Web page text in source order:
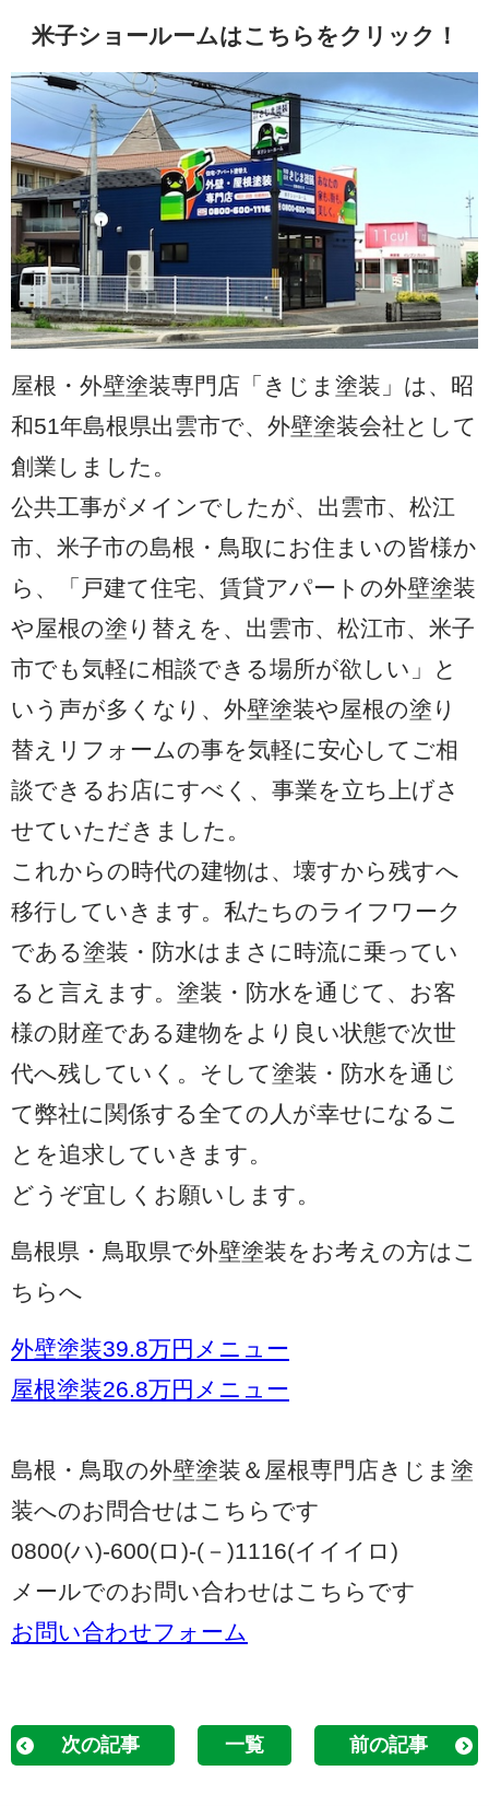
米子ショールームはこちらをクリック！
屋根・外壁塗装専門店「きじま塗装」は、昭
和51年島根県出雲市で、外壁塗装会社として
創業しました。
公共工事がメインでしたが、出雲市、松江
市、米子市の島根・鳥取にお住まいの皆様か
ら、「戸建て住宅、賃貸アパートの外壁塗装
や屋根の塗り替えを、出雲市、松江市、米子
市でも気軽に相談できる場所が欲しい」と
いう声が多くなり、外壁塗装や屋根の塗り
替えリフォームの事を気軽に安心してご相
談できるお店にすべく、事業を立ち上げさ
せていただきました。
これからの時代の建物は、壊すから残すへ
移行していきます。私たちのライフワーク
である塗装・防水はまさに時流に乗ってい
ると言えます。塗装・防水を通じて、お客
様の財産である建物をより良い状態で次世
代へ残していく。そして塗装・防水を通じ
て弊社に関係する全ての人が幸せになるこ
とを追求していきます。
どうぞ宜しくお願いします。
島根県・鳥取県で外壁塗装をお考えの方はこ
ちらへ
外壁塗装39.8万円メニュー
屋根塗装26.8万円メニュー
島根・鳥取の外壁塗装＆屋根専門店きじま塗
装へのお問合せはこちらです
0800(ハ)-600(ロ)-(－)1116(イイイロ)
メールでのお問い合わせはこちらです
お問い合わせフォーム
次の記事 一覧 前の記事